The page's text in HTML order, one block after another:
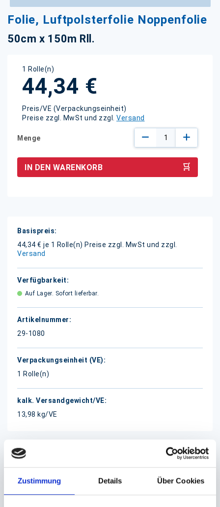
Zustimmung Details Über Cookies
Folie, Luftpolsterfolie Noppenfolie
50cm x 150m Rll.
1 Rolle(n)
44,34 €
Preis/VE (Verpackungseinheit)
Preise zzgl. MwSt und zzgl. Versand
Menge
IN DEN WARENKORB
Weitere
Informationen
44,34 € je 1 Rolle(n) Preise zzgl. MwSt und zzgl.
Versand
Auf Lager. Sofort lieferbar.
29-1080
1 Rolle(n)
13,98 kg/VE
Anfang
der
Bildgalerie
BESCHREIBUNG
Luftpolsterfolie, Noppenfolie